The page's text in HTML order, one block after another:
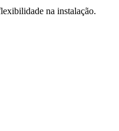
na instalação.